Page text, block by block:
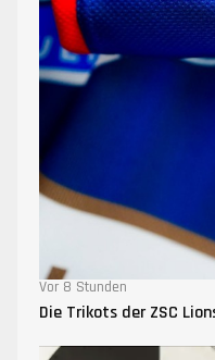
Vor 8 Stunden
Die Trikots der ZSC